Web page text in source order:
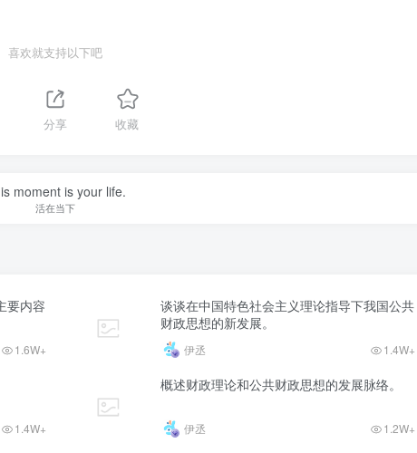
喜欢就支持以下吧
分享 收藏
moment is your life.
活在当下
要内容
1.6W+
谈谈在中国特色社会主义理论指导下我国公共
财政思想的新发展。
伊丞 1.4W+
1.4W+
概述财政理论和公共财政思想的发展脉络。
伊丞 1.2W+